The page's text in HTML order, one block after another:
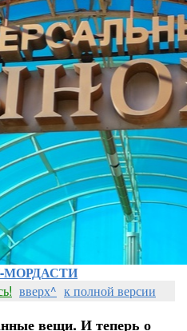
МОРДАСТИ
вверх^ к полной версии
вещи. И теперь о